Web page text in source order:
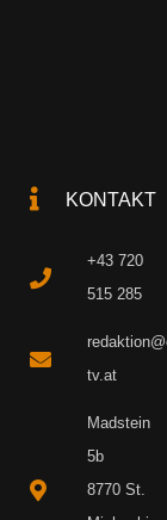
KONTAKT
+43 720
515 285
tv.at
Madstein
5b
8770 St.